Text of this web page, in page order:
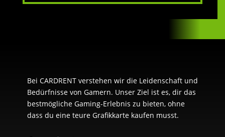
Bei CARDRENT verstehen wir die Leidenschaft und
Bedürfnisse von Gamern. Unser Ziel ist es, dir das
bestmögliche Gaming-Erlebnis zu bieten, ohne
dass du eine teure Grafikkarte kaufen musst.